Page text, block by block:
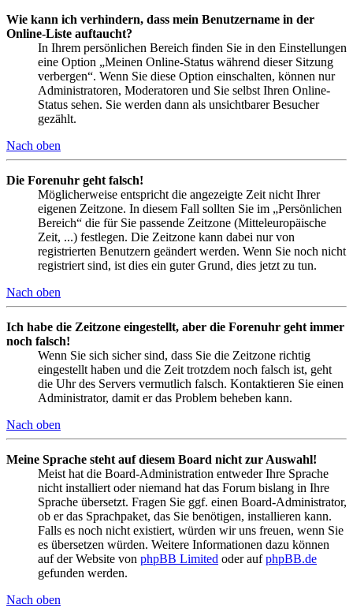
Wie kann ich verhindern, dass mein Benutzername in der
Online-Liste auftaucht?
In Ihrem persönlichen Bereich finden Sie in den Einstellungen
eine Option „Meinen Online-Status während dieser Sitzung
verbergen“. Wenn Sie diese Option einschalten, können nur
Administratoren, Moderatoren und Sie selbst Ihren Online-
Status sehen. Sie werden dann als unsichtbarer Besucher
gezählt.
Nach oben
Die Forenuhr geht falsch!
Möglicherweise entspricht die angezeigte Zeit nicht Ihrer
eigenen Zeitzone. In diesem Fall sollten Sie im „Persönlichen
Bereich“ die für Sie passende Zeitzone (Mitteleuropäische
Zeit, ...) festlegen. Die Zeitzone kann dabei nur von
registrierten Benutzern geändert werden. Wenn Sie noch nicht
registriert sind, ist dies ein guter Grund, dies jetzt zu tun.
Nach oben
Ich habe die Zeitzone eingestellt, aber die Forenuhr geht immer
noch falsch!
Wenn Sie sich sicher sind, dass Sie die Zeitzone richtig
eingestellt haben und die Zeit trotzdem noch falsch ist, geht
die Uhr des Servers vermutlich falsch. Kontaktieren Sie einen
Administrator, damit er das Problem beheben kann.
Nach oben
Meine Sprache steht auf diesem Board nicht zur Auswahl!
Meist hat die Board-Administration entweder Ihre Sprache
nicht installiert oder niemand hat das Forum bislang in Ihre
Sprache übersetzt. Fragen Sie ggf. einen Board-Administrator,
ob er das Sprachpaket, das Sie benötigen, installieren kann.
Falls es noch nicht existiert, würden wir uns freuen, wenn Sie
es übersetzen würden. Weitere Informationen dazu können
auf der Website von phpBB Limited oder aufphpBB.de
gefunden werden.
Nach oben